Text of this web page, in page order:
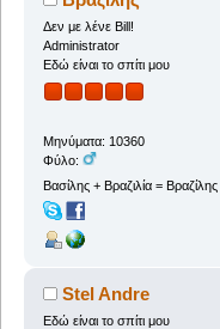
Δεν με λένε Bill!
Administrator
Εδώ είναι το σπίτι μου
Μηνύματα: 10360
Φύλο:
Βασίλης + Βραζιλία = Βραζίλης
Stel Andre
Εδώ είναι το σπίτι μου